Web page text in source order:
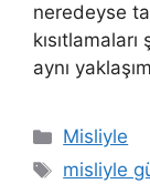
neredeyse
aynı
Kategoriler
Misliyle
Etiketler
misliyle